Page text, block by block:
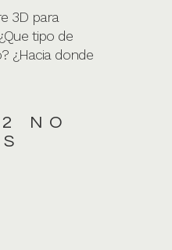
3D para
tipo de
¿Hacia donde
NO